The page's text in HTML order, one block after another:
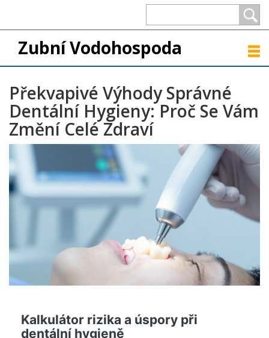
Zubní Vodohospoda
Překvapivé Výhody Správné
Dentální Hygieny: Proč Se Vám
Změní Celé Zdraví
Kalkulátor rizika a úspory při
dentální hygieně